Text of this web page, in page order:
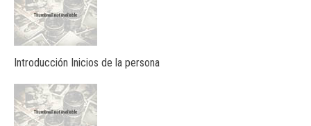
Introducción Inicios de la persona